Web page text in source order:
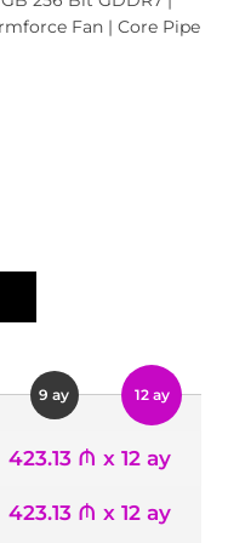
Fan | Core Pipe
9 ay 12 ay
423.13 ₼ x 12 ay
423.13 ₼ x 12 ay